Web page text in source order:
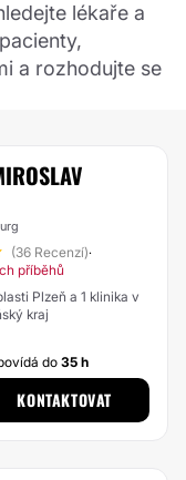
lékaře a
a rozhodujte se
(36 Recenzí)·
příběhů
Plzeň a 1 klinika v
kraj
do35 h
KONTAKTOVAT